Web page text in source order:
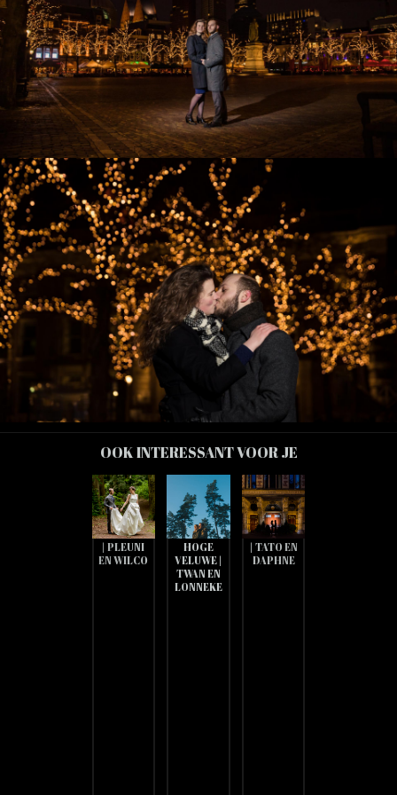
OOK INTERESSANT VOOR JE
BRUIDSFOTOGRAFIE
KASTEEL
WITTENBURG
WASSENAAR
| PLEUNI
EN WILCO
PREVIEW
LOVESHOOT
RADIO
KOOTWIJK
HOGE
VELUWE |
TWAN EN
LONNEKE
LOVESHOOT
DEN
HAAG
CENTRUM
| TATO EN
DAPHNE